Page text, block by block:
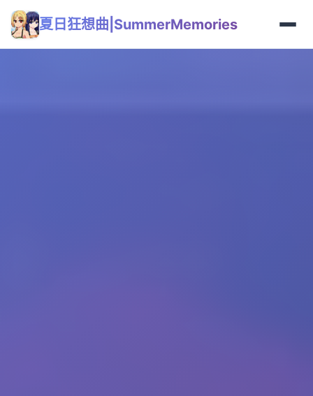
夏日狂想曲|SummerMemories